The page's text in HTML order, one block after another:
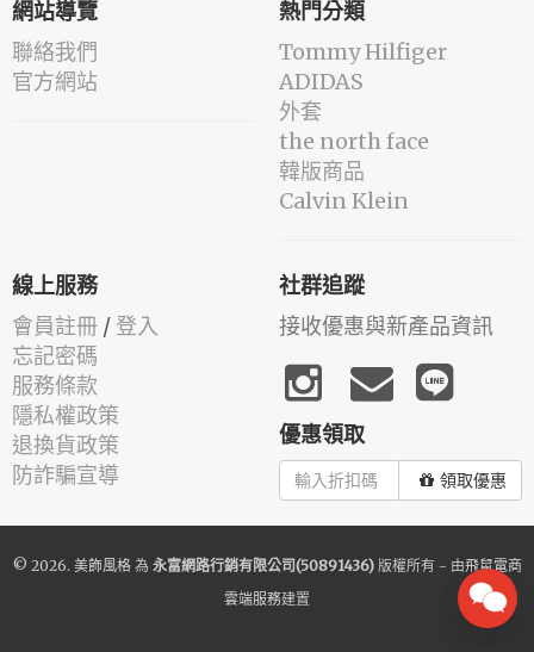
網站導覽
聯絡我們
官方網站
熱門分類
Tommy Hilfiger
ADIDAS
外套
the north face
韓版商品
Calvin Klein
線上服務
會員註冊 / 登入
忘記密碼
服務條款
隱私權政策
退換貨政策
防詐騙宣導
社群追蹤
接收優惠與新產品資訊
優惠領取
領取優惠
© 2026. 美飾風格為 永富網路行銷有限公司(50891436)版權所有 - 由飛鼠電商
雲端服務建置